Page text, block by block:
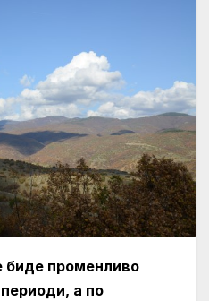
биде променливо
а по